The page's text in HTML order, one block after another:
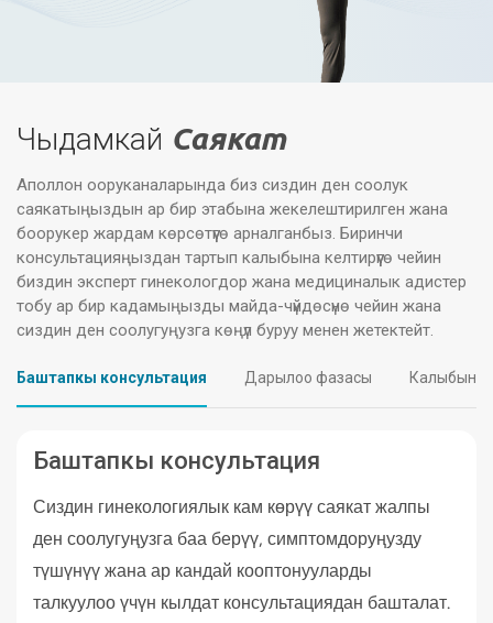
HIFU аялдарга тез, инвазивдүү эмес
Процедура амбулаториялык негизде
жүргүзүлүшү мүмкүн, бейтап ошол эле
күнү ооруканадан чыгып, бир нече
күндүн ичинде дээрлик толук айыгат.
MR-HIFU системасы коопсуз,
багытталган УЗИ толкундарын дененин
ичиндеги зыянсыз же рак шишик
үчүн колдонот жана бул MRI.Apollo
Hospitals тарабынан сунушталган
өнүккөн дарылоону пландаштыруу,
жетекчилик жана температуранын
мониторинги менен айкалышат.
Индияда MR-HIFU системасын
киргизген биринчи оорукана тобу.
7. HPV вакцинациясы
Чыдамкай Саякат
Аполлон ооруканаларында биз сиздин ден соолук
саякатыңыздын ар бир этабына жекелештирилген жана
боорукер жардам көрсөтүүгө арналганбыз. Биринчи
консультацияңыздан тартып калыбына келтирүүгө чейин
биздин эксперт гинекологдор жана медициналык адистер
тобу ар бир кадамыңызды майда-чүйдөсүнө чейин жана
сиздин ден соолугуңузга көңүл буруу менен жетектейт.
Баштапкы консультация Дарылоо фазасы Калыбына
Баштапкы консультация
Сиздин гинекологиялык кам көрүү саякат жалпы
ден соолугуңузга баа берүү, симптомдоруңузду
түшүнүү жана ар кандай кооптонууларды
талкуулоо үчүн кылдат консультациядан башталат.